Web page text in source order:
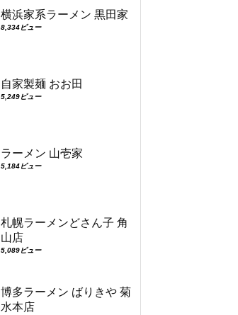
横浜家系ラーメン 黒田家
8,334ビュー
自家製麺 おお田
5,249ビュー
ラーメン 山壱家
5,184ビュー
札幌ラーメンどさん子 角
山店
5,089ビュー
博多ラーメン ばりきや 菊
水本店